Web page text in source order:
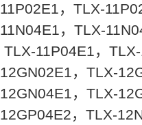
11P02E1，TLX-
11N04E1，TLX-
TLX-11P04E1，
12GN02E1，TLX-
12GN04E1，TLX-
12GP04E2，TLX-